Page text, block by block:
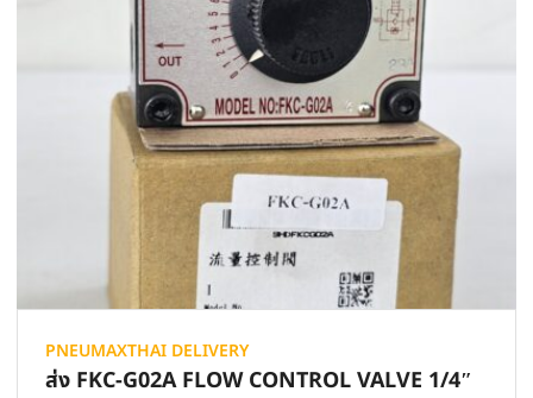
PNEUMAXTHAI DELIVERY
ส่ง FKC-G02A FLOW CONTROL VALVE 1/4″